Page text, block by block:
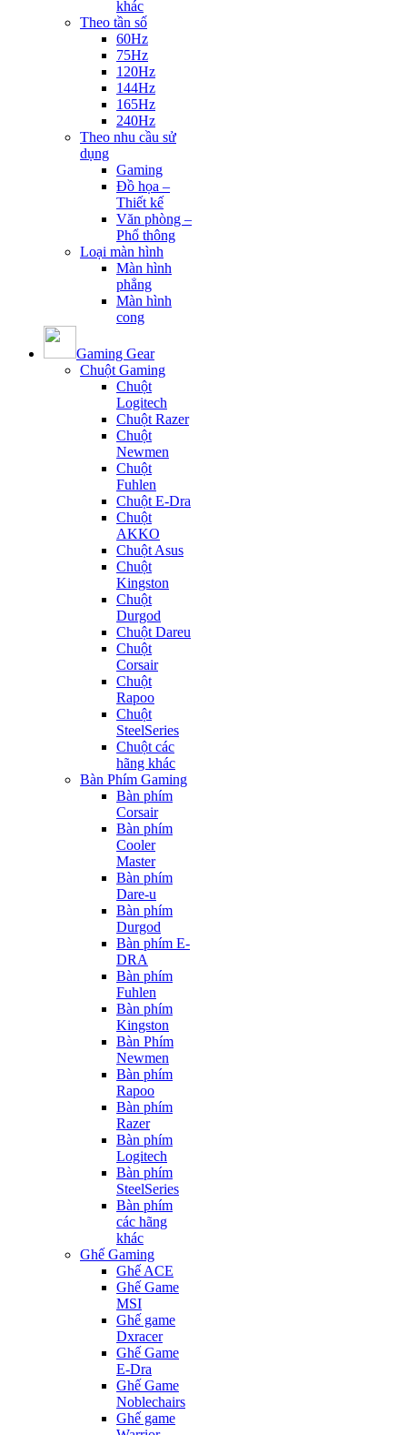
khác
Theo tần số
60Hz
75Hz
120Hz
144Hz
165Hz
240Hz
Theo nhu cầu sử
dụng
Gaming
Đồ họa –
Thiết kế
Văn phòng –
Phổ thông
Loại màn hình
Màn hình
phẳng
Màn hình
cong
Gaming Gear
Chuột Gaming
Chuột
Logitech
Chuột Razer
Chuột
Newmen
Chuột
Fuhlen
Chuột E-Dra
Chuột
AKKO
Chuột Asus
Chuột
Kingston
Chuột
Durgod
Chuột Dareu
Chuột
Corsair
Chuột
Rapoo
Chuột
SteelSeries
Chuột các
hãng khác
Bàn Phím Gaming
Bàn phím
Corsair
Bàn phím
Cooler
Master
Bàn phím
Dare-u
Bàn phím
Durgod
Bàn phím E-
DRA
Bàn phím
Fuhlen
Bàn phím
Kingston
Bàn Phím
Newmen
Bàn phím
Rapoo
Bàn phím
Razer
Bàn phím
Logitech
Bàn phím
SteelSeries
Bàn phím
các hãng
khác
Ghế Gaming
Ghế ACE
Ghế Game
MSI
Ghế game
Dxracer
Ghế Game
E-Dra
Ghế Game
Noblechairs
Ghế game